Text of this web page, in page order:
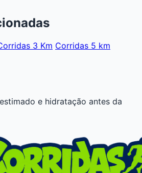
3 Km Corridas 5 km
e hidratação antes da